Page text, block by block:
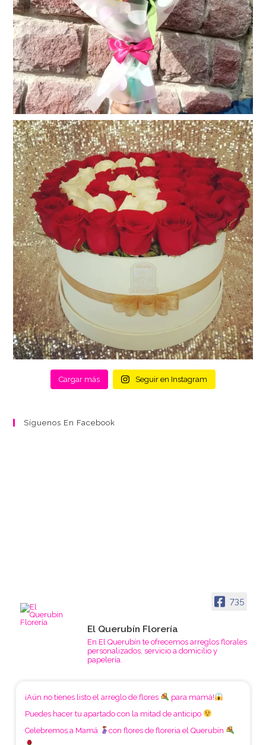
Cargar más Seguir en Instagram
Síguenos En Facebook
735
El Querubín Florería
En El Querubín te ofrecemos arreglos florales
personalizados, servicio a domicilio y
papelería.
¡Aún no tienes listo el arreglo de flores
para mamá!
Puedes hacer tu apartado con la mitad de anticipo
Celebremos a Mamá
con flores de floreria el Querubín